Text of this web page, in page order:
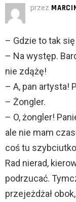
przez
– Gdzie to tak
– Na występ.
nie zdążę!
– A, pan artysta!
– Żongler.
– O, żongler!
ale nie mam
coś tu
Rad nierad,
podrzucać.
przejeżdżał